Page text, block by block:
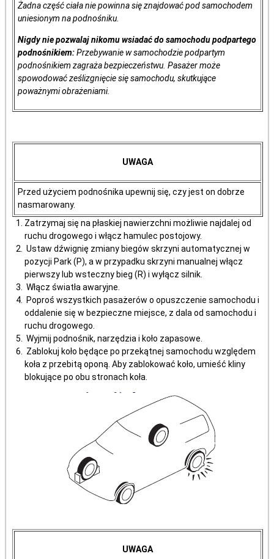
Żadna część ciała nie powinna się znajdować pod samochodem
uniesionym na podnośniku.
Nigdy nie pozwalaj nikomu wsiadać do samochodu podpartego
podnośnikiem:Przebywanie w samochodzie podpartym
podnośnikiem zagraża bezpieczeństwu. Pasażer może
spowodować ześlizgnięcie się samochodu, skutkujące
poważnymi obrażeniami.
UWAGA
Przed użyciem podnośnika upewnij się, czy jest on dobrze
nasmarowany.
Zatrzymaj się na płaskiej nawierzchni możliwie najdalej od
ruchu drogowego i włącz hamulec postojowy.
Ustaw dźwignię zmiany biegów skrzyni automatycznej w
pozycji Park (P), a w przypadku skrzyni manualnej włącz
pierwszy lub wsteczny bieg (R) i wyłącz silnik.
Włącz światła awaryjne.
Poproś wszystkich pasażerów o opuszczenie samochodu i
oddalenie się w bezpieczne miejsce, z dala od samochodu i
ruchu drogowego.
Wyjmij podnośnik, narzędzia i koło zapasowe.
Zablokuj koło będące po przekątnej samochodu względem
koła z przebitą oponą. Aby zablokować koło, umieść kliny
blokujące po obu stronach koła.
UWAGA